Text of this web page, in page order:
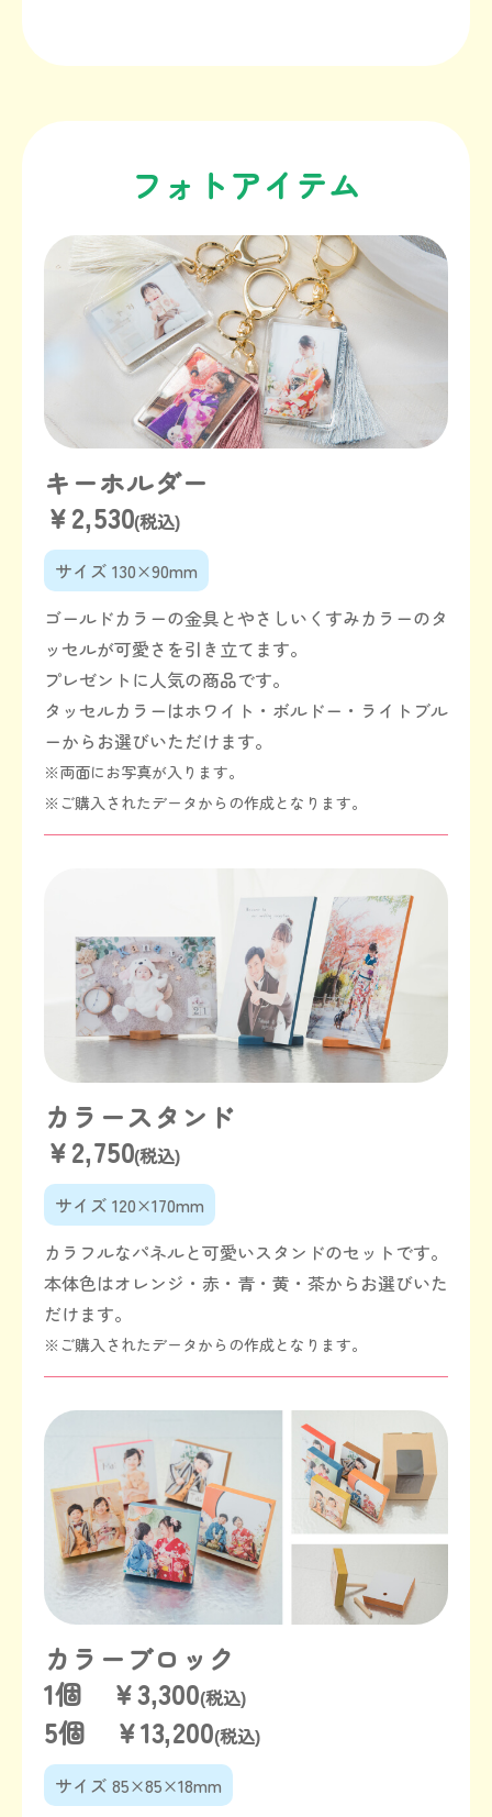
フォトアイテム
キーホルダー
￥2,530(税込)
サイズ 130×90mm
ゴールドカラーの金具とやさしいくすみカラーのタ
ッセルが可愛さを引き立てます。
プレゼントに人気の商品です。
タッセルカラーはホワイト・ボルドー・ライトブル
ーからお選びいただけます。
※両面にお写真が入ります。
※ご購入されたデータからの作成となります。
カラースタンド
￥2,750(税込)
サイズ 120×170mm
カラフルなパネルと可愛いスタンドのセットです。
本体色はオレンジ・赤・青・黄・茶からお選びいた
だけます。
※ご購入されたデータからの作成となります。
カラーブロック
1個 ￥3,300(税込)
5個 ￥13,200(税込)
サイズ 85×85×18mm